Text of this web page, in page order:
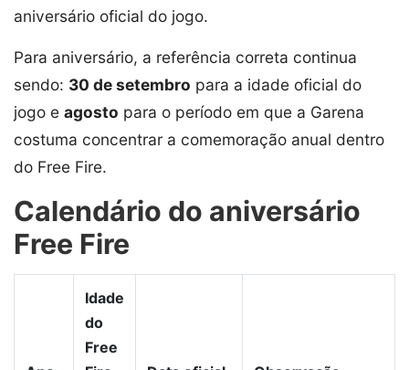
aniversário oficial do jogo.
Para aniversário, a referência correta continua
sendo: 30 de setembro para a idade oficial do
jogo e agosto para o período em que a Garena
costuma concentrar a comemoração anual dentro
do Free Fire.
Calendário do aniversário
Free Fire
Idade
do
Free